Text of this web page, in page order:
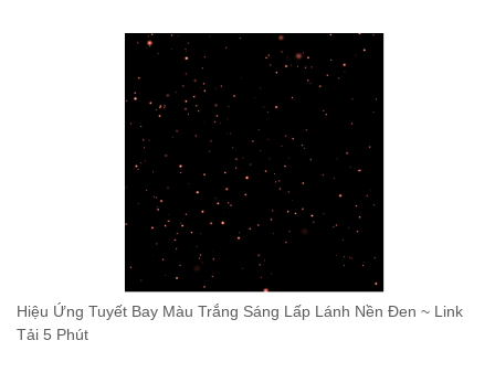
Hiệu Ứng Tuyết Bay Màu Trắng Sáng Lấp Lánh Nền Đen ~ Link
Tải 5 Phút